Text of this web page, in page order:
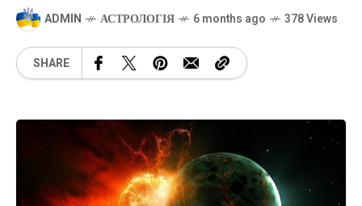
ADMIN АСТРОЛОГІЯ 6 months ago 378 Views
SHARE